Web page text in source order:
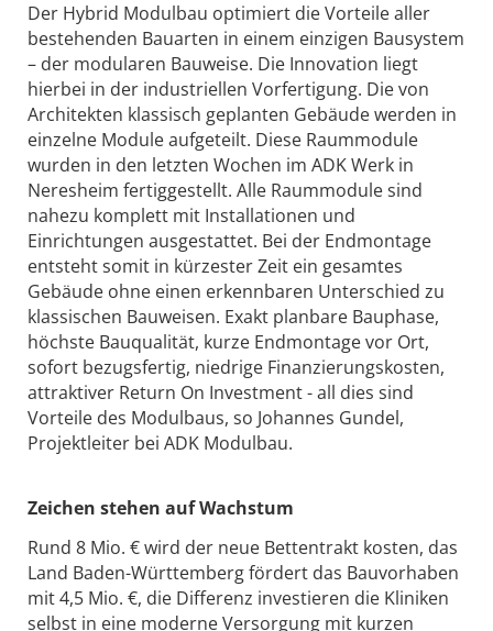
Der Hybrid Modulbau optimiert die Vorteile aller
bestehenden Bauarten in einem einzigen Bausystem
– der modularen Bauweise. Die Innovation liegt
hierbei in der industriellen Vorfertigung. Die von
Architekten klassisch geplanten Gebäude werden in
einzelne Module aufgeteilt. Diese Raummodule
wurden in den letzten Wochen im ADK Werk in
Neresheim fertiggestellt. Alle Raummodule sind
nahezu komplett mit Installationen und
Einrichtungen ausgestattet. Bei der Endmontage
entsteht somit in kürzester Zeit ein gesamtes
Gebäude ohne einen erkennbaren Unterschied zu
klassischen Bauweisen. Exakt planbare Bauphase,
höchste Bauqualität, kurze Endmontage vor Ort,
sofort bezugsfertig, niedrige Finanzierungskosten,
attraktiver Return On Investment - all dies sind
Vorteile des Modulbaus, so Johannes Gundel,
Projektleiter bei ADK Modulbau.
Zeichen stehen auf Wachstum
Rund 8 Mio. € wird der neue Bettentrakt kosten, das
Land Baden-Württemberg fördert das Bauvorhaben
mit 4,5 Mio. €, die Differenz investieren die Kliniken
selbst in eine moderne Versorgung mit kurzen